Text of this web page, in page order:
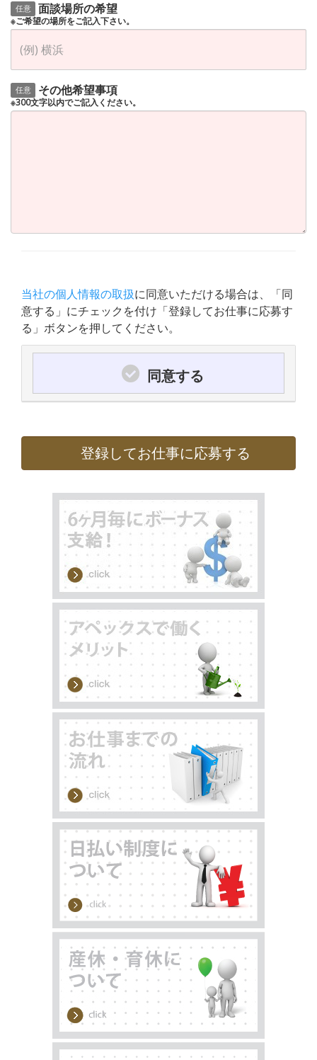
任意 面談場所の希望
※ご希望の場所をご記入下さい。
任意 その他希望事項
※300文字以内でご記入ください。
当社の個人情報の取扱に同意いただける場合は、「同
意する」にチェックを付け「登録してお仕事に応募す
る」ボタンを押してください。
同意する